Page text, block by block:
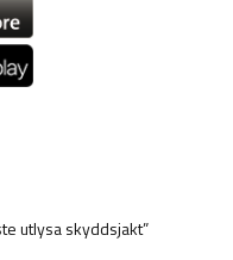
utlysa skyddsjakt”